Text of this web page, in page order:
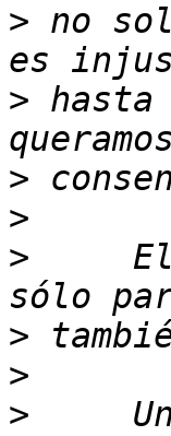
> no
> hasta
>
>
>
>
>
>